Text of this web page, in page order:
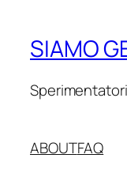
SIAMO
ABOUTFAQ